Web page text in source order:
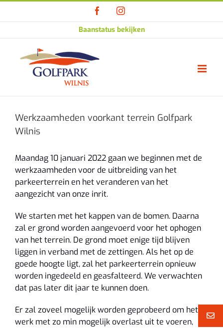
FacebookInstagram
Baanstatus bekijken
Werkzaamheden voorkant terrein Golfpark
Wilnis
Maandag 10 januari 2022 gaan we beginnen met de
werkzaamheden voor de uitbreiding van het
parkeerterrein en het veranderen van het
aangezicht van onze inrit.
We starten met het kappen van de bomen. Daarna
zal er grond worden aangevoerd voor het ophogen
van het terrein. De grond moet enige tijd blijven
liggen in verband met de zettingen. Als het op de
goede hoogte ligt, zal het parkeerterrein opnieuw
worden ingedeeld en geasfalteerd. We verwachten
dat pas later dit jaar te kunnen doen.
Er zal zoveel mogelijk worden geprobeerd om het
werk met zo min mogelijk overlast uit te voeren,